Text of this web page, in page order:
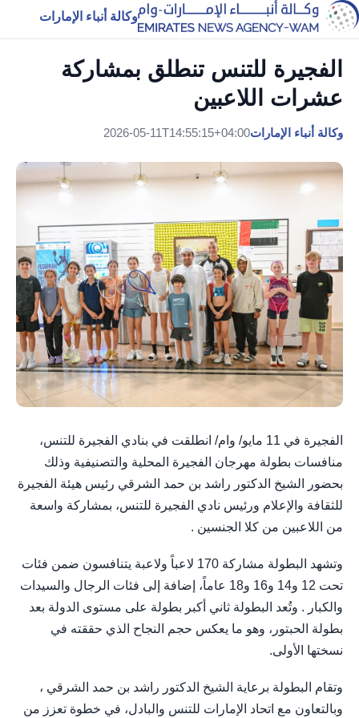
وكالة أنباء الإمارات
الفجيرة للتنس تنطلق بمشاركة
عشرات اللاعبين
وكالة أنباء الإمارات2026-05-11T14:55:15+04:00
الفجيرة في 11 مايو/ وام/ انطلقت في بنادي الفجيرة للتنس،
منافسات بطولة مهرجان الفجيرة المحلية والتصنيفية وذلك
بحضور الشيخ الدكتور راشد بن حمد الشرقي رئيس هيئة الفجيرة
للثقافة والإعلام ورئيس نادي الفجيرة للتنس، بمشاركة واسعة
من اللاعبين من كلا الجنسين .
وتشهد البطولة مشاركة 170 لاعباً ولاعبة يتنافسون ضمن فئات
تحت 12 و14 و16 و18 عاماً، إضافة إلى فئات الرجال والسيدات
والكبار . وتُعد البطولة ثاني أكبر بطولة على مستوى الدولة بعد
بطولة الحبتور، وهو ما يعكس حجم النجاح الذي حققته في
نسختها الأولى.
وتقام البطولة برعاية الشيخ الدكتور راشد بن حمد الشرقي ،
وبالتعاون مع اتحاد الإمارات للتنس والبادل، في خطوة تعزز من